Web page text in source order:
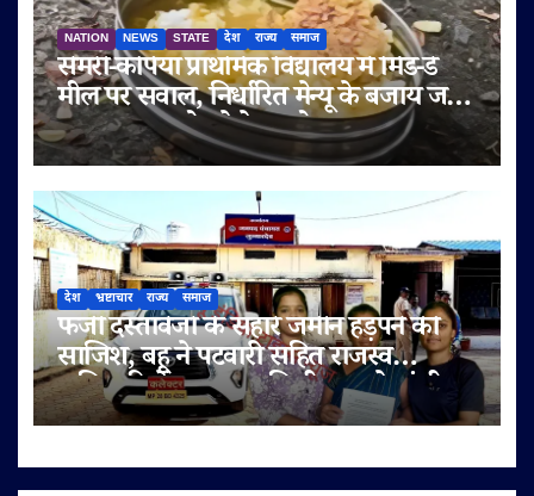
NATION NEWS STATE देश राज्य समाज
सेमरी-कपिया प्राथमिक विद्यालय में मिड-डे
मील पर सवाल, निर्धारित मेन्यू के बजाय जला
चावल-दाल परोसने के आरोप
देश भ्रष्टाचार राज्य समाज
फर्जी दस्तावेजों के सहारे जमीन हड़पने की
साजिश, बहू ने पटवारी सहित राजस्व
अधिकारियों पर लगाए मिलीभगत के गंभीर
आरोप